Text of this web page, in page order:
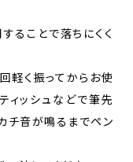
ることで落ちにくく
軽く振ってからお使
ィッシュなどで筆先
チ音が鳴るまでペン